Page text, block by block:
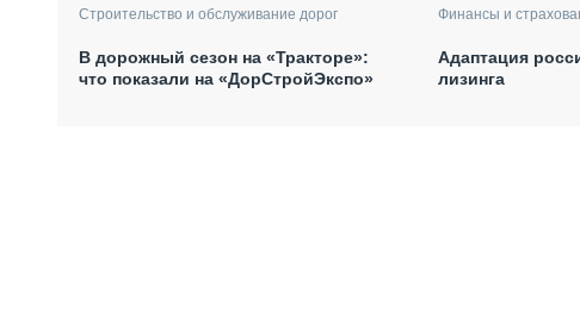
Строительство и обслуживание дорог
В дорожный сезон на «Тракторе»:
что показали на «ДорСтройЭкспо»
Финансы и
Адаптация
лизинга